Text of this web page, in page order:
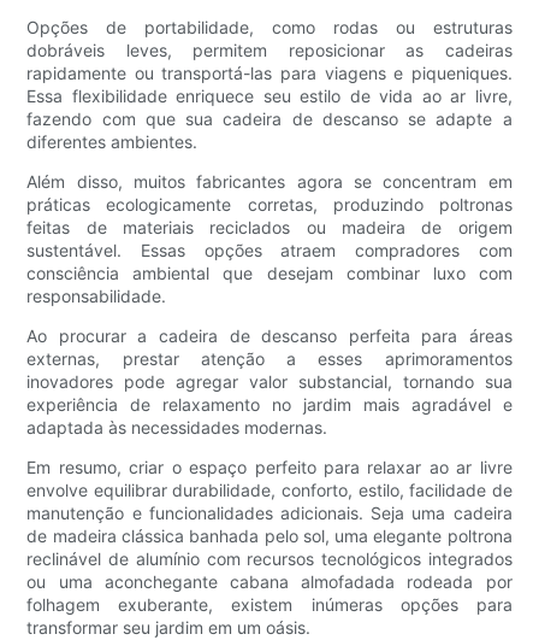
Opções de portabilidade, como rodas ou estruturas
dobráveis ​​leves, permitem reposicionar as cadeiras
rapidamente ou transportá-las para viagens e piqueniques.
Essa flexibilidade enriquece seu estilo de vida ao ar livre,
fazendo com que sua cadeira de descanso se adapte a
diferentes ambientes.
Além disso, muitos fabricantes agora se concentram em
práticas ecologicamente corretas, produzindo poltronas
feitas de materiais reciclados ou madeira de origem
sustentável. Essas opções atraem compradores com
consciência ambiental que desejam combinar luxo com
responsabilidade.
Ao procurar a cadeira de descanso perfeita para áreas
externas, prestar atenção a esses aprimoramentos
inovadores pode agregar valor substancial, tornando sua
experiência de relaxamento no jardim mais agradável e
adaptada às necessidades modernas.
Em resumo, criar o espaço perfeito para relaxar ao ar livre
envolve equilibrar durabilidade, conforto, estilo, facilidade de
manutenção e funcionalidades adicionais. Seja uma cadeira
de madeira clássica banhada pelo sol, uma elegante poltrona
reclinável de alumínio com recursos tecnológicos integrados
ou uma aconchegante cabana almofadada rodeada por
folhagem exuberante, existem inúmeras opções para
transformar seu jardim em um oásis.